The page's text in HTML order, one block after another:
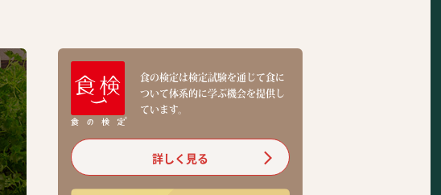
食の検定は検定試験を通じて食に
ついて体系的に学ぶ機会を提供し
ています。
詳しく見る